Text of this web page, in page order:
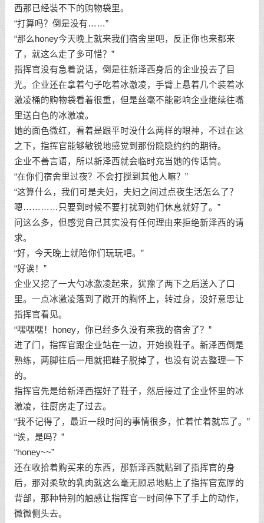
西那已经装不下的购物袋里。
“打算吗？倒是没有……”
“那么honey今天晚上就来我们宿舍里吧，反正你也来都来
了，就这么走了多可惜？”
指挥官没有急着说话，倒是往新泽西身后的企业投去了目
光。企业还在拿着勺子吃着冰激凌，手臂上悬着几个装着冰
激凌桶的购物袋看着很重，但是丝毫不能影响企业继续往嘴
里送白色的冰激凌。
她的面色微红，看着是跟平时没什么两样的眼神，不过在这
之下，指挥官能够敏锐地感觉到那份隐隐约约的期待。
企业不善言语，所以新泽西就会临时充当她的传话筒。
“在你们宿舍里过夜？不会打搅到其他人嘛？”
“这算什么，我们可是夫妇，夫妇之间过点夜生活怎么了？
嗯…………只要到时候不要打扰到她们休息就好了。”
问这么多，但感觉自己其实没有任何理由来拒绝新泽西的请
求。
“好，今天晚上就陪你们玩玩吧。”
“好诶！”
企业又挖了一大勺冰激凌起来，犹豫了两下之后送入了口
里。一点冰激凌落到了敞开的胸怀上，转过身，没好意思让
指挥官看见。
“嘿嘿嘿！honey，你已经多久没有来我的宿舍了？”
进了门，指挥官跟企业站在一边，开始换鞋子。新泽西倒是
熟练，两脚往后一甩就把鞋子脱掉了，也没有说去整理一下
的。
指挥官先是给新泽西摆好了鞋子，然后接过了企业怀里的冰
激凌，往厨房走了过去。
“我不记得了，最近一段时间的事情很多，忙着忙着就忘了。”
“诶，是吗？”
“honey~~”
还在收拾着购买来的东西，那新泽西就贴到了指挥官的身
后，那对柔软的乳肉就这么毫无顾忌地贴上了指挥官宽厚的
背部，那种特别的触感让指挥官一时间停下了手上的动作，
微微侧头去。